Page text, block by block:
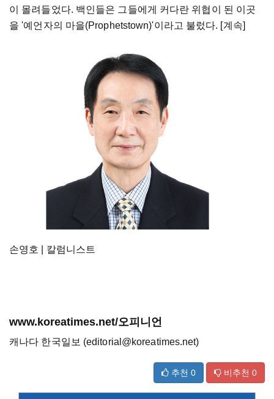
이 몰려들었다. 백인들은 그들에게 커다란 위협이 된 이곳
을 '예언자의 마을(Prophetstown)'이라고 불렀다. [계속]
손영호 | 칼럼니스트
www.koreatimes.net/오피니언
캐나다 한국일보 (editorial@koreatimes.net)
추천 0 비추천 0